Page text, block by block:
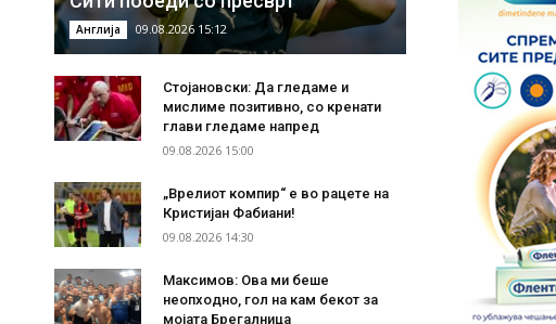
Англија 09.08.2026 15:12
Стојановски: Да гледаме и
мислиме позитивно, со кренати
глави гледаме напред
09.08.2026 15:00
„Врелиот компир“ е во рацете на
Кристијан Фабиани!
09.08.2026 14:30
Максимов: Ова ми беше
неопходно, гол на кам бекот за
мојата Брегалница